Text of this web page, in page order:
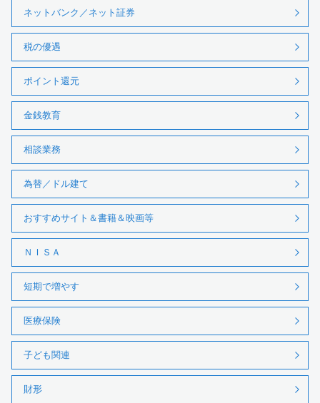
ネットバンク／ネット証券
税の優遇
ポイント還元
金銭教育
相談業務
為替／ドル建て
おすすめサイト＆書籍＆映画等
ＮＩＳＡ
短期で増やす
医療保険
子ども関連
財形